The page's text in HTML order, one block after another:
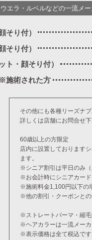
ウエラ・ルベルなどの一流メ
そり付）
そり付）
ト・顔そり付）
施術された方
その他にも各種リーズナ
詳しくは店舗にお問合せ下
60歳以上の方限定
店内に設置しております
ます。
※シニア割引は平日のみ（
※お会計時にシニアカード
※施術料金1,100円以下の
※他の割引・クーポンとの
※ストレートパーマ・縮毛
※ヘアカラーは一流メーカ
※表示価格は全て税込です